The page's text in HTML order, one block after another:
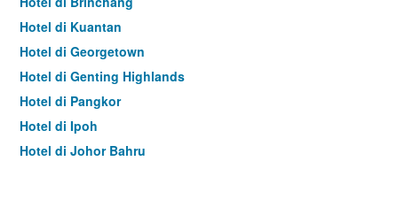
Hotel di Kuantan
Hotel di Georgetown
Hotel di Genting Highlands
Hotel di Pangkor
Hotel di Ipoh
Hotel di Johor Bahru